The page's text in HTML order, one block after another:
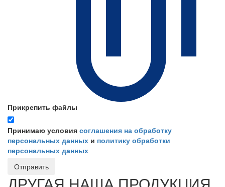
Прикрепить файлы
Принимаю условия соглашения на обработку
персональных данных и политику обработки
персональных данных
Отправить